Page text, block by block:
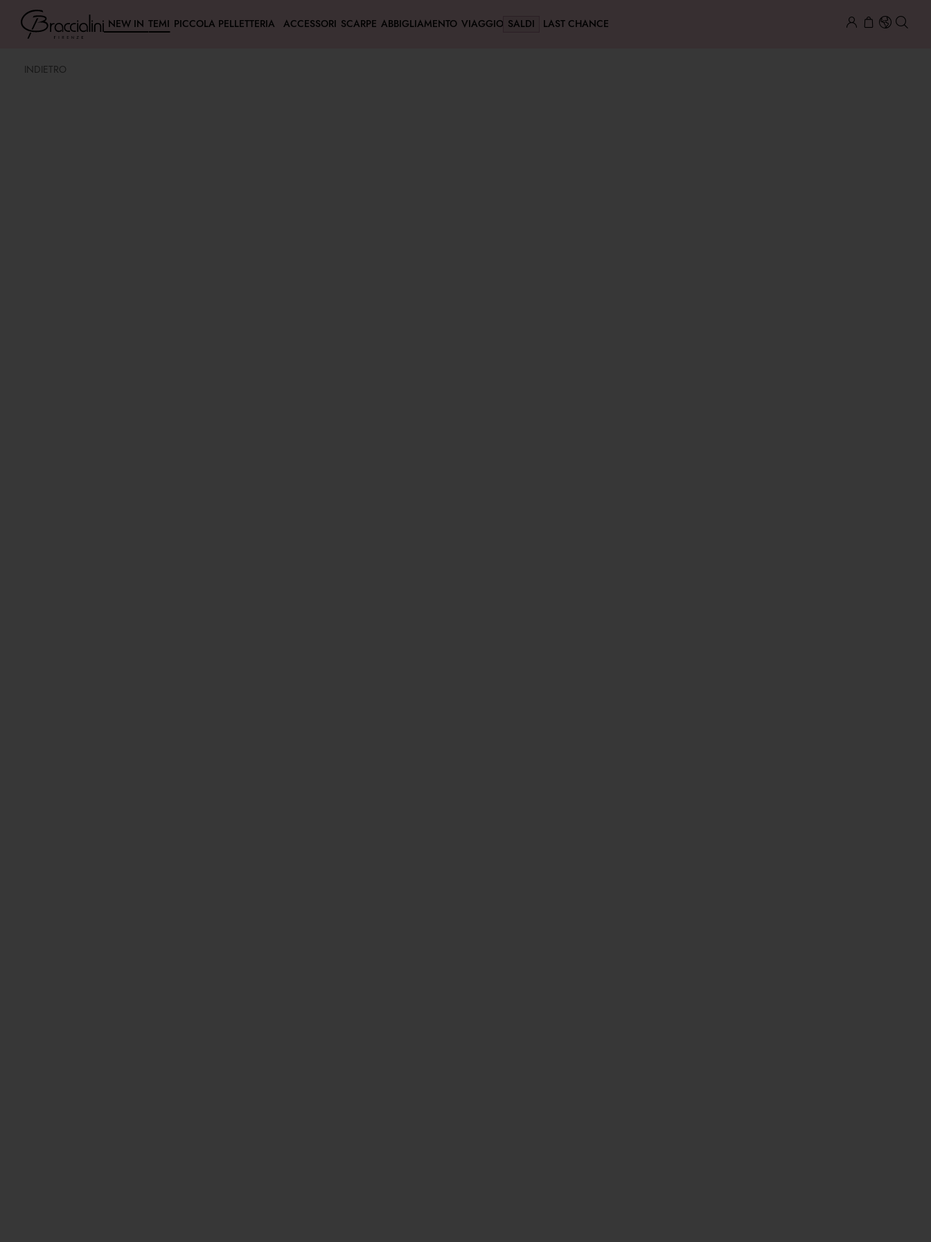
NEW IN TEMI PICCOLA PELLETTERIA ACCESSORI SCARPE ABBIGLIAMENTO VIAGGIO SALDI LAST CHANCE
INDIETRO